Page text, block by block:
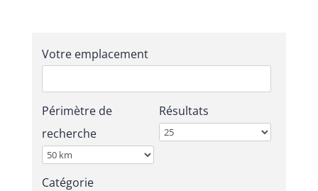
Votre emplacement
Périmètre de
recherche
Résultats
Catégorie